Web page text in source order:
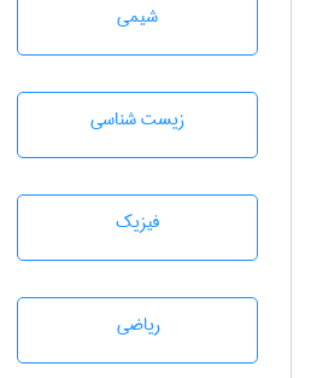
شيمی
زيست شناسی
فیزیک
رياضی